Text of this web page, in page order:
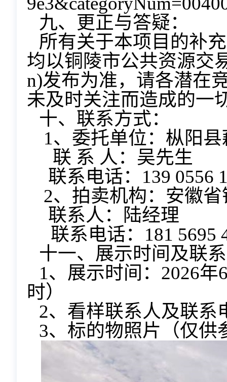
九、更正与答疑：
所有关于本项目的补
均以铜陵市公共资源交
n)发布为准，请各潜在
未及时关注而造成的一
十、联系方式：
1、委托单位：枞阳
联 系 人：吴先生
联系电话：139 0556
2、拍卖机构：安徽
联系人：陆经理
联系电话：181 5695
十一、展示时间及联
1、展示时间：2026
时）
2、看样联系人及联系
3、标的物照片（仅供